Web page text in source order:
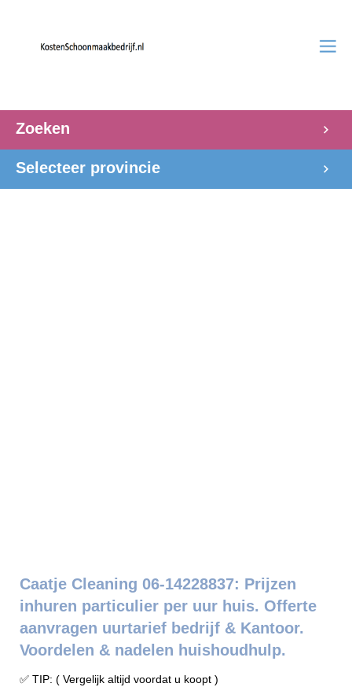
Zoeken
Selecteer provincie
Caatje Cleaning 06-14228837: Prijzen
inhuren particulier per uur huis. Offerte
aanvragen uurtarief bedrijf & Kantoor.
Voordelen & nadelen huishoudhulp.
✅ TIP: ( Vergelijk altijd voordat u koopt )